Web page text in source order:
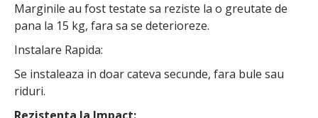
Marginile au fost testate sa reziste la o greutate de
pana la 15 kg, fara sa se deterioreze.
Instalare Rapida:
Se instaleaza in doar cateva secunde, fara bule sau
riduri.